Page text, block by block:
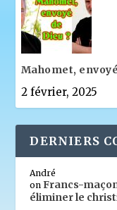
Mahomet,
2 février, 2025
DERNIERS
André
onFrancs-
éliminer le